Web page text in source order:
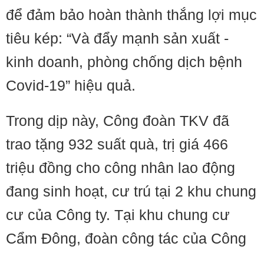
để đảm bảo hoàn thành thắng lợi mục
tiêu kép: “Và đẩy mạnh sản xuất -
kinh doanh, phòng chống dịch bệnh
Covid-19” hiệu quả.
Trong dịp này, Công đoàn TKV đã
trao tặng 932 suất quà, trị giá 466
triệu đồng cho công nhân lao động
đang sinh hoạt, cư trú tại 2 khu chung
cư của Công ty. Tại khu chung cư
Cẩm Đông, đoàn công tác của Công